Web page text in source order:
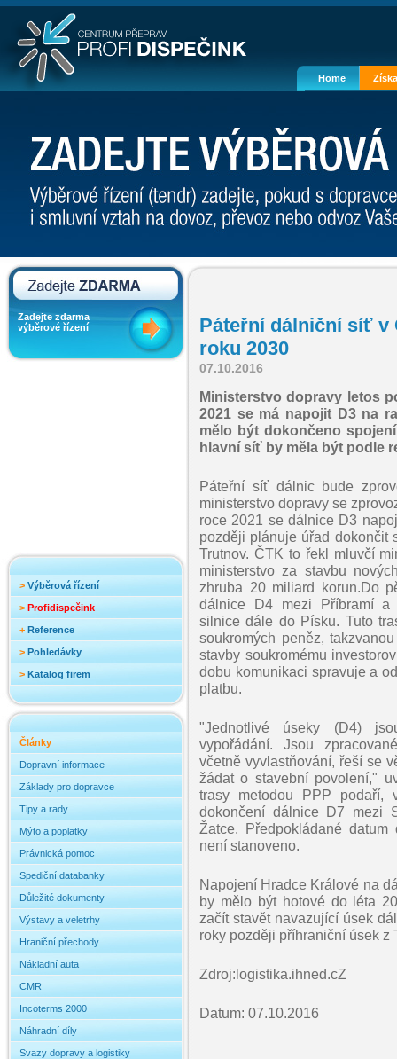
Home
Zadejte zdarma
výběrové řízení
> Výběrová řízení
> Profidispečink
+ Reference
> Pohledávky
> Katalog firem
Články
Dopravní informace
Základy pro dopravce
Tipy a rady
Mýto a poplatky
Právnická pomoc
Spediční databanky
Důležité dokumenty
Výstavy a veletrhy
Hraniční přechody
Nákladní auta
CMR
Incoterms 2000
Náhradní díly
Svazy dopravy a logistiky
Páteřní dálniční síť v
roku 2030
07.10.2016
Ministerstvo dopravy letos
2021 se má napojit D3 na
mělo být dokončeno
hlavní síť by měla být podle
Páteřní síť dálnic bude
ministerstvo dopravy se
roce 2021 se dálnice D3
později plánuje úřad dokončit
Trutnov. ČTK to řekl mluvčí
ministerstvo za stavbu
zhruba 20 miliard korun.Do
dálnice D4 mezi Příbramí a
silnice dále do Písku. Tuto
soukromých peněz,
stavby soukromému
dobu komunikaci spravuje a
platbu.
"Jednotlivé úseky (D4)
vypořádání. Jsou
včetně vyvlastňování, řeší se
žádat o stavební povolení,"
trasy metodou PPP podaří,
dokončení dálnice D7 mezi
Žatce. Předpokládané
není stanoveno.
Napojení Hradce Králové na
by mělo být hotové do léta
začít stavět navazující úsek
roky později příhraniční úsek z
Zdroj:logistika.ihned.cZ
Datum: 07.10.2016